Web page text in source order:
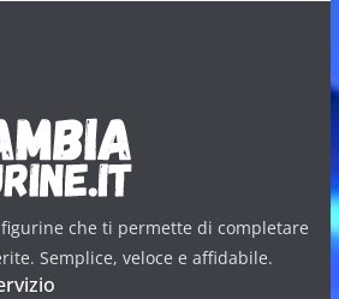
che ti permette di completare
Semplice, veloce e affidabile.